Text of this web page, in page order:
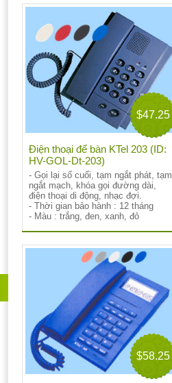
$47.25
Điện thoại để bàn KTel 203 (ID:
HV-GOL-Dt-203)
- Gọi lại số cuối, tạm ngắt phát, tạm
ngắt mạch, khóa gọi đường dài,
điện thoại di động, nhạc đợi.
- Thời gian bảo hành : 12 tháng
- Màu : trắng, đen, xanh, đỏ
$58.25